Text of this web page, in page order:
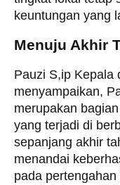
keuntungan yang
Menuju Akhir
​Pauzi S,ip Kepala
menyampaikan,
merupakan
yang terjadi di
sepanjang akhir
menandai
pada